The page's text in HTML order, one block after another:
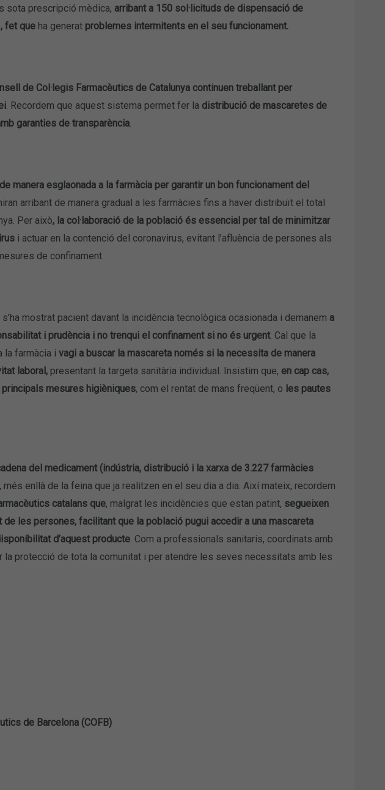
sota prescripció mèdica, arribant a 150 sol·licituds de dispensació de
, fet queha generatproblemes intermitents en el seu funcionament.
de Col·legis Farmacèutics de Catalunya continuen treballant per
. Recordem que aquest sistema permet fer la distribució de mascaretes de
garanties de transparència.
manera esglaonada a la farmàcia per garantir un bon funcionament del
arribant de manera gradual a les farmàcies fins a haver distribuït el total
Per això, la col·laboració de la població és essencial per tal de minimitzar
i actuar en la contenció del coronavirus, evitant l’afluència de persones als
de confinament.
mostrat pacient davant la incidència tecnològica ocasionada i demanem a
i prudència i no trenqui el confinament si no és urgent. Cal que la
la farmàcia i vagi a buscar la mascareta només si la necessita de manera
laboral, presentant la targeta sanitària individual. Insistim que, en cap cas,
mesures higièniques, com el rentat de mans freqüent, o les pautes
del medicament (indústria, distribució i la xarxa de 3.227 farmàcies
més enllà de la feina que ja realitzen en el seu dia a dia. Així mateix, recordem
catalans que, malgrat les incidències que estan patint, segueixen
les persones, facilitant que la població pugui accedir a una mascareta
d’aquest producte. Com a professionals sanitaris, coordinats amb
protecció de tota la comunitat i per atendre les seves necessitats amb les
de Barcelona (COFB)